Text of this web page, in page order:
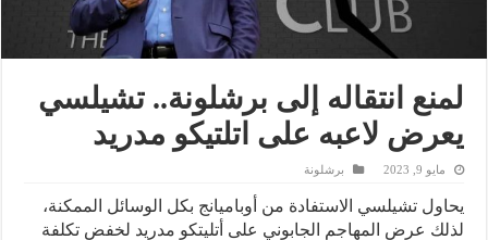
لمنع انتقاله إلى برشلونة.. تشيلسي
يعرض لاعبه على اتلتيكو مدريد
مايو 9, 2023 برشلونة
يحاول تشيلسي الاستفادة من أوباميانج بكل الوسائل الممكنة،
لذلك عرض المهاجم الجابوني على أتليتكو مدريد ​​لخفض تكلفة